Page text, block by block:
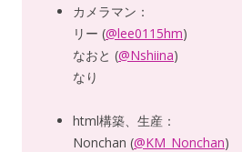
カメラマン：
リー (@lee0115hm)
なおと (@Nshiina)
なり
html構築、生産：
Nonchan (@KM_Nonchan)